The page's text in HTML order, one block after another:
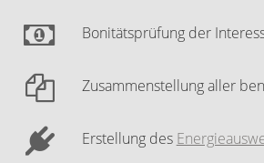
Bonitätsprüfung der
Zusammenstellung aller
Erstellung des